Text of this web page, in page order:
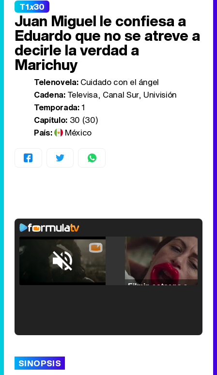
T1x30
Juan Miguel le confiesa a
Eduardo que no se atreve a
decirle la verdad a
Marichuy
Telenovela:Cuidado con el ángel
Cadena:Televisa, Canal Sur, Univisión
Temporada:1
Capítulo:30 (30)
País:
México
Unmute /
SINOPSIS